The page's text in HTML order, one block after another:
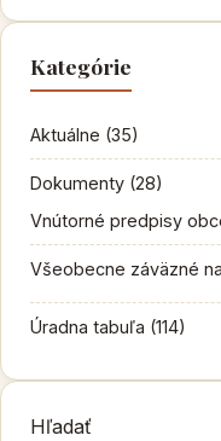
Kategórie
Aktuálne (35)
Dokumenty (28)
Vnútorné predpisy
Všeobecne záväzné
Úradna tabuľa (114)
Hľadať